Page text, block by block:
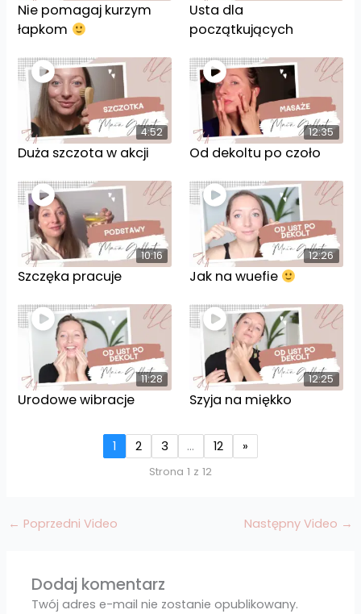
Nie pomagaj kurzym
łapkom
Usta dla
początkujących
4:52
Duża szczota w akcji
12:35
Od dekoltu po czoło
10:16
Szczęka pracuje
12:26
Jak na wuefie
11:28
Urodowe wibracje
12:25
Szyja na miękko
1 2 3 … 12 »
Strona 1 z 12
← Poprzedni Video Następny Video →
Dodaj komentarz
Twój adres e-mail nie zostanie opublikowany.